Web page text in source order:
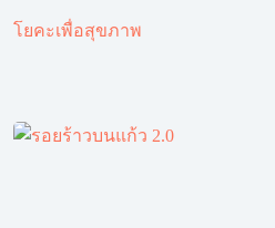
โยคะเพื่อสุขภาพ